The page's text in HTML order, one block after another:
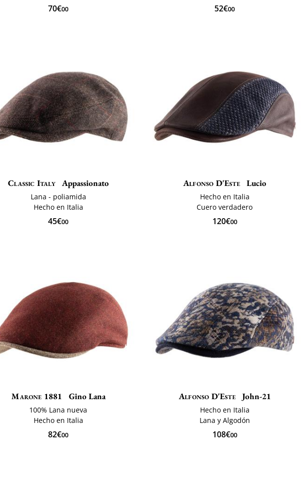
70€00 52€00
Classic Italy Appassionato
Lana - poliamida
Hecho en Italia
45€00
Alfonso D'Este Lucio
Hecho en Italia
Cuero verdadero
120€00
Marone 1881 Gino Lana
100% Lana nueva
Hecho en Italia
82€00
Alfonso D'Este John-21
Hecho en Italia
Lana y Algodón
108€00